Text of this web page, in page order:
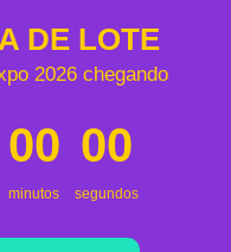
DE LOTE
2026 chegando
00
minutos
00
segundos